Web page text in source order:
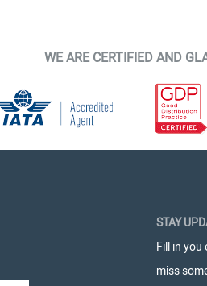
WE ARE CERTIFIED AND
STAY
Fill in you
miss